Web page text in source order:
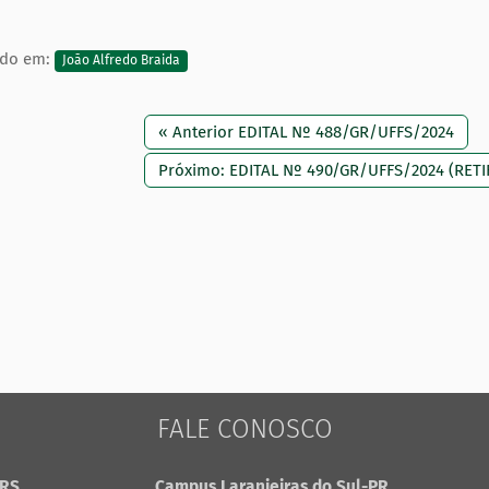
em: João Alfredo Braida
« Anterior EDITAL Nº 488/GR/UFFS/2024
Próximo: EDITAL Nº 490/GR/UFFS/2024
FALE CONOSCO